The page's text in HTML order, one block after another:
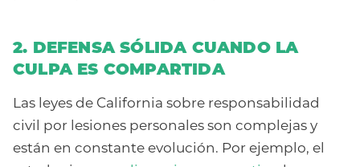
2. DEFENSA SÓLIDA CUANDO LA
CULPA ES COMPARTIDA
Las leyes de California sobre responsabilidad
civil por lesiones personales son complejas y
están en constante evolución. Por ejemplo, el